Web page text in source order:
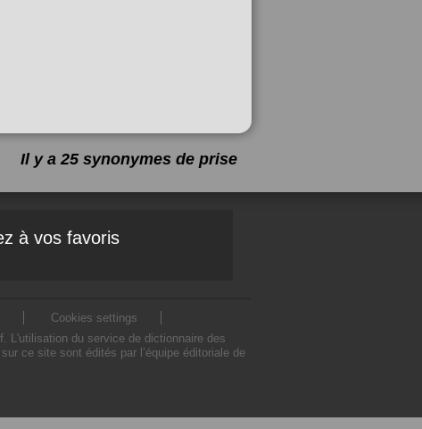
Il y a 25 synonymes de prise
à vos favoris
Cookies settings
L'utilisation du service de dictionnaire des
ce site sont édités par l’équipe éditoriale de